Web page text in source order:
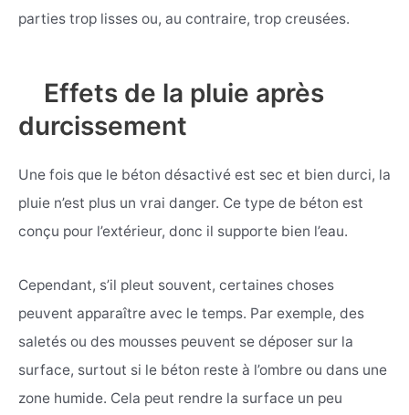
parties trop lisses ou, au contraire, trop creusées.
Effets de la pluie après
durcissement
Une fois que le béton désactivé est sec et bien durci, la
pluie n’est plus un vrai danger. Ce type de béton est
conçu pour l’extérieur, donc il supporte bien l’eau.
Cependant, s’il pleut souvent, certaines choses
peuvent apparaître avec le temps. Par exemple, des
saletés ou des mousses peuvent se déposer sur la
surface, surtout si le béton reste à l’ombre ou dans une
zone humide. Cela peut rendre la surface un peu